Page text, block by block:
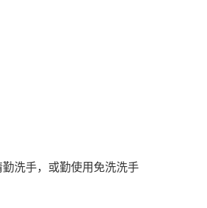
洗手，或勤使用免洗洗手